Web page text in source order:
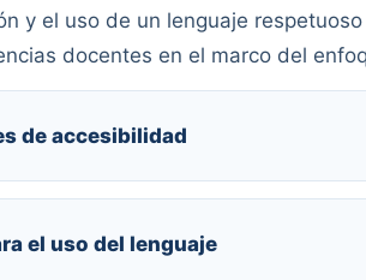
y el uso de un lenguaje
docentes en el marco del
de accesibilidad
el uso del lenguaje